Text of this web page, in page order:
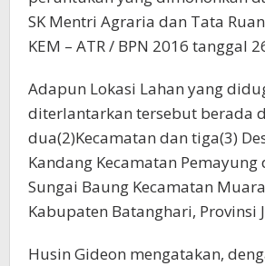
SK Mentri Agraria dan Tata
KEM – ATR / BPN 2016 tanggal
Adapun Lokasi Lahan yang
diterlantarkan tersebut berada
dua(2)Kecamatan dan tiga(3)
Kandang Kecamatan Pemayung
Sungai Baung Kecamatan
Kabupaten Batanghari, Provinsi
Husin Gideon mengatakan,